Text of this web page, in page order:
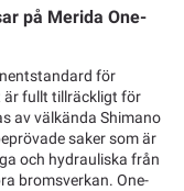
på Merida One-
för
är fullt tillräckligt för
av välkända Shimano
saker som är
och hydrauliska från
bromsverkan. One-